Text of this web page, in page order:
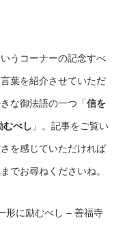
うコーナーの記念すべ
葉を紹介させていただ
な御法語の一つ「信を
むべし 」。記事をご覧い
を感じていただければ
でお尋ねくださいね。
形に励むべし – 善福寺